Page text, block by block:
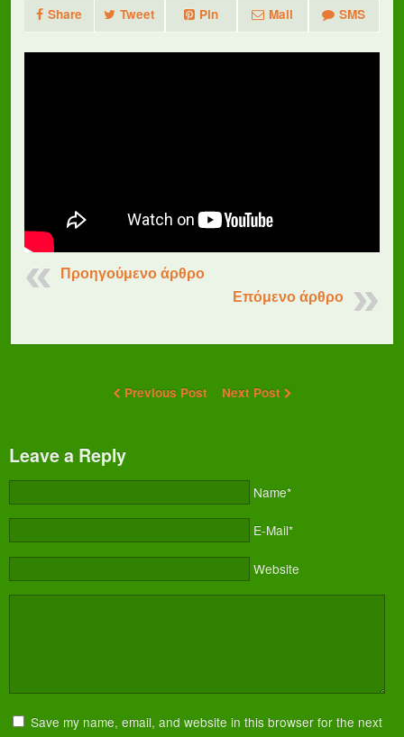
Share Tweet Pin Mail SMS
Προηγούμενο άρθρο
Επόμενο άρθρο
Previous Post Next Post
Leave a Reply
Name*
E-Mail*
Website
Save my name, email, and website in this browser for the next